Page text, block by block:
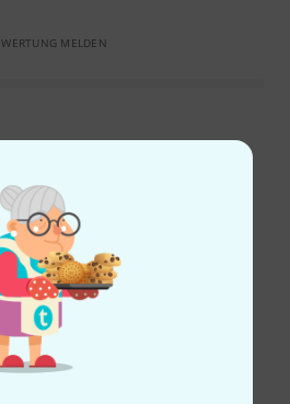
MELDEN
12.01.2023
Tochter gekauft. Sie hatte